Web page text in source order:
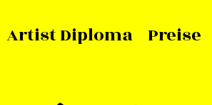
Artist Diploma Preise